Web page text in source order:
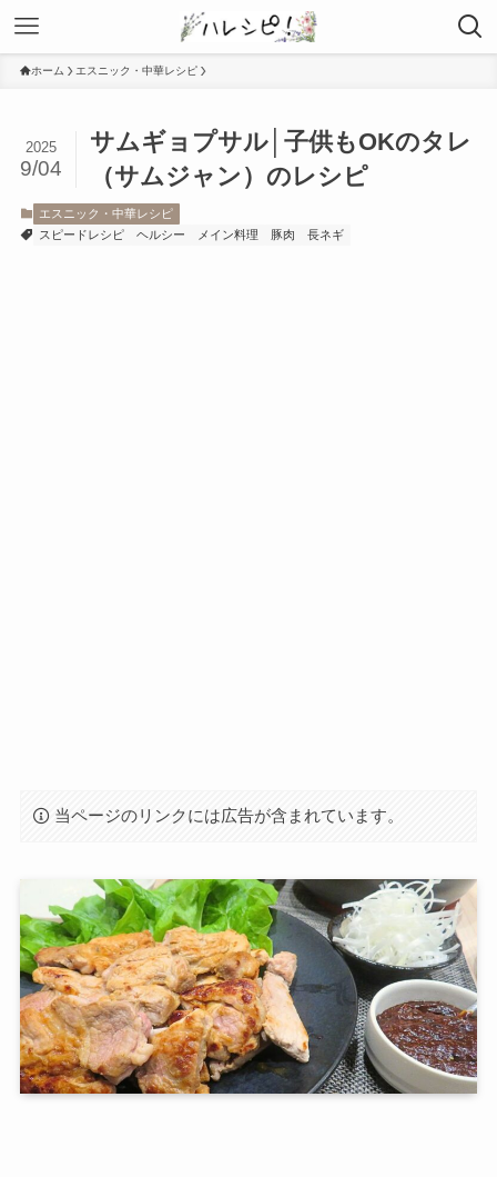
ホーム エスニック・中華レシピ
サムギョプサル│子供もOKのタレ
（サムジャン）のレシピ
2025
9/04
エスニック・中華レシピ
スピードレシピ
ヘルシー メイン料理 豚肉 長ネギ
当ページのリンクには広告が含まれています。